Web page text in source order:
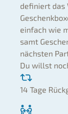
definiert das
einfach wie
samt
nächsten
Du willst
14 Tage